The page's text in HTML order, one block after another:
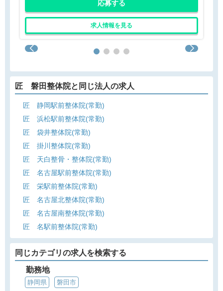
応募する
求人情報を見る
匠 磐田整体院と同じ法人の求人
匠 静岡駅前整体院(常勤)
匠 浜松駅前整体院(常勤)
匠 袋井整体院(常勤)
匠 掛川整体院(常勤)
匠 天白整骨・整体院(常勤)
匠 名古屋駅前整体院(常勤)
匠 栄駅前整体院(常勤)
匠 名古屋北整体院(常勤)
匠 名古屋南整体院(常勤)
匠 名駅前整体院(常勤)
同じカテゴリの求人を検索する
勤務地
静岡県 磐田市